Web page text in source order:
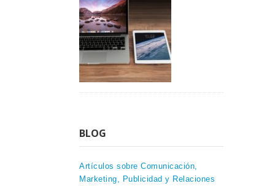
BLOG
Artículos sobre Comunicación,
Marketing, Publicidad y Relaciones